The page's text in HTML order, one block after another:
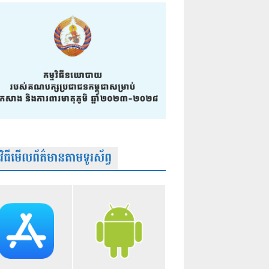
ធីមើលព័ត៌មានតាមទូរស័ព្វ